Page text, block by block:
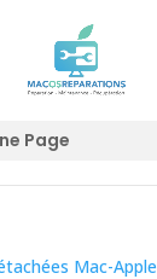
Page
Mac-Apple